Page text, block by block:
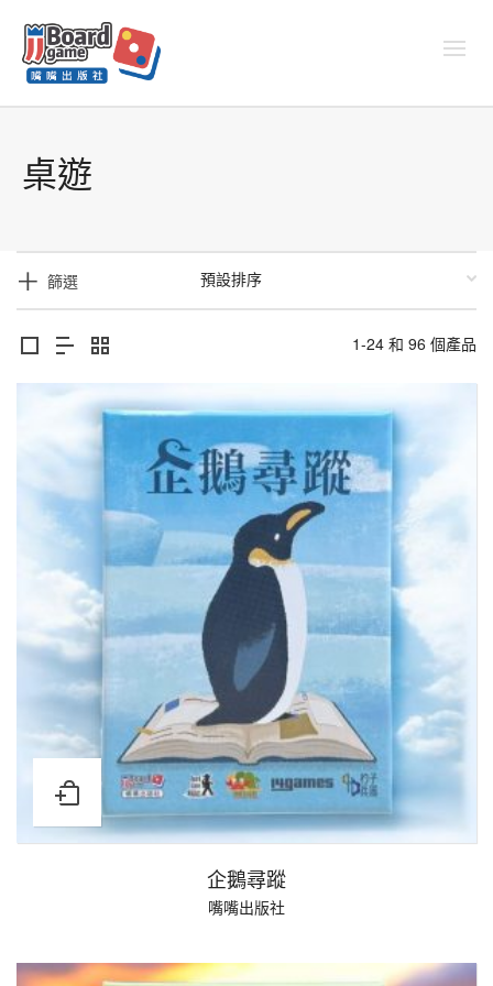
桌遊
篩選
1-24 和 96 個產品
企鵝尋蹤
嘴嘴出版社